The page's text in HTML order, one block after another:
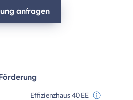
anfragen
Effizienzhaus 40 EE